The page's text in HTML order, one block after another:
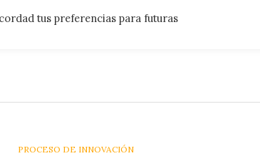
CATEGORIES
PROCESO DE INNOVACIÓN
tus preferencias para futuras